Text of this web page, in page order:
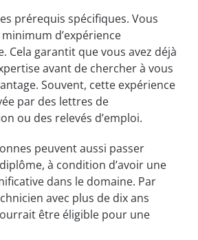
prérequis spécifiques. Vous
d’expérience
Cela garantit que vous avez déjà
avant de chercher à vous
Souvent, cette expérience
par des lettres de
ou des relevés d’emploi.
peuvent aussi passer
à condition d’avoir une
dans le domaine. Par
avec plus de dix ans
être éligible pour une